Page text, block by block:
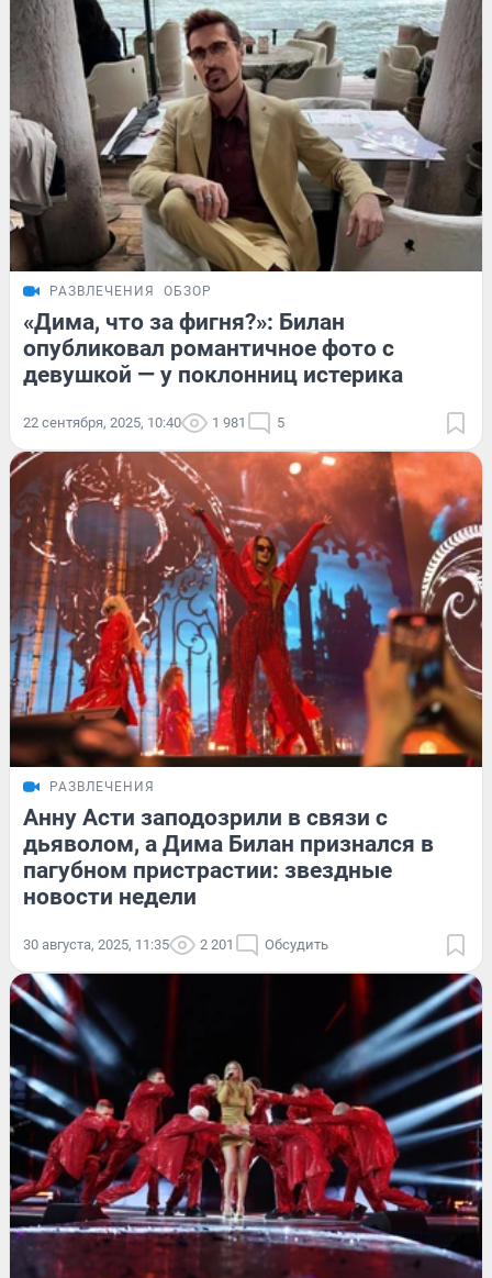
РАЗВЛЕЧЕНИЯ ОБЗОР
«Дима, что за фигня?»: Билан
опубликовал романтичное фото с
девушкой — у поклонниц истерика
22 сентября, 2025, 10:40 1 981 5
РАЗВЛЕЧЕНИЯ
Анну Асти заподозрили в связи с
дьяволом, а Дима Билан признался в
пагубном пристрастии: звездные
новости недели
30 августа, 2025, 11:35 2 201 Обсудить